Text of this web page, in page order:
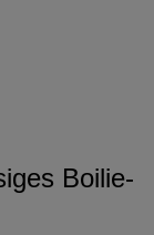
Boilie-